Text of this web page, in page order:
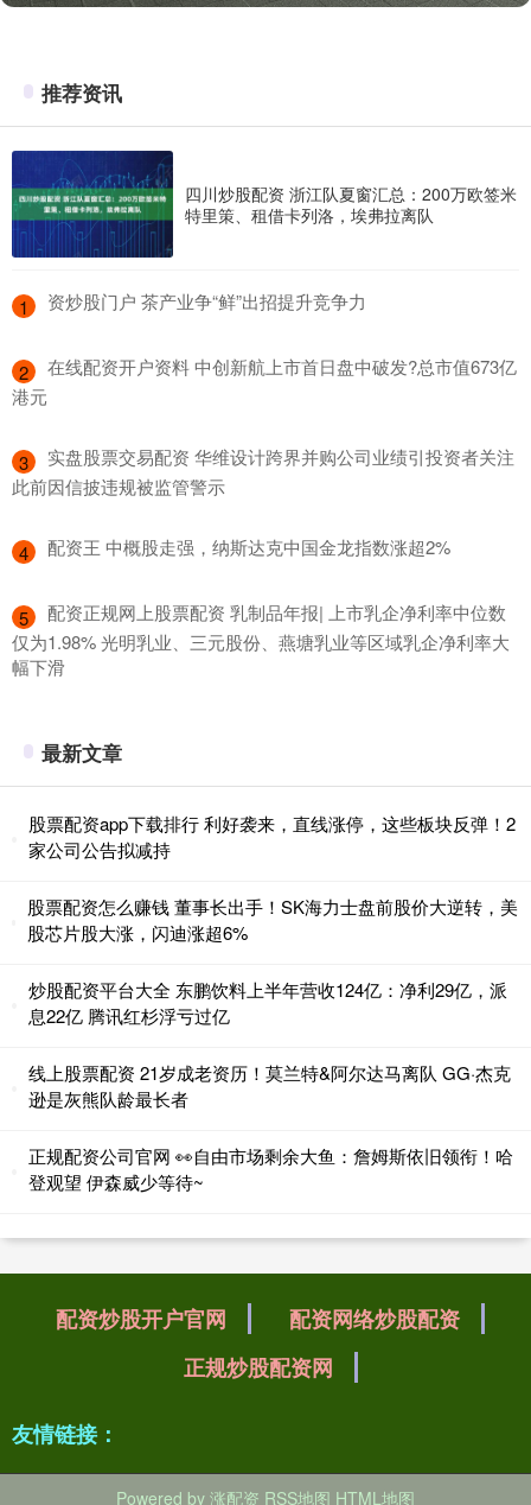
推荐资讯
四川炒股配资 浙江队夏窗汇总：200万欧签米
特里策、租借卡列洛，埃弗拉离队
1 ​资炒股门户 茶产业争“鲜”出招提升竞争力
2
​在线配资开户资料 中创新航上市首日盘中破发?总市值673亿
港元
3
​实盘股票交易配资 华维设计跨界并购公司业绩引投资者关注
此前因信披违规被监管警示
4 ​配资王 中概股走强，纳斯达克中国金龙指数涨超2%
5
​配资正规网上股票配资 乳制品年报| 上市乳企净利率中位数
仅为1.98% 光明乳业、三元股份、燕塘乳业等区域乳企净利率大
幅下滑
最新文章
股票配资app下载排行 利好袭来，直线涨停，这些板块反弹！2
家公司公告拟减持
股票配资怎么赚钱 董事长出手！SK海力士盘前股价大逆转，美
股芯片股大涨，闪迪涨超6%
炒股配资平台大全 东鹏饮料上半年营收124亿：净利29亿，派
息22亿 腾讯红杉浮亏过亿
线上股票配资 21岁成老资历！莫兰特&阿尔达马离队 GG·杰克
逊是灰熊队龄最长者
正规配资公司官网 👀自由市场剩余大鱼：詹姆斯依旧领衔！哈
登观望 伊森威少等待~
配资炒股开户官网
配资网络炒股配资
正规炒股配资网
友情链接：
Powered by 涨配资 RSS地图 HTML地图